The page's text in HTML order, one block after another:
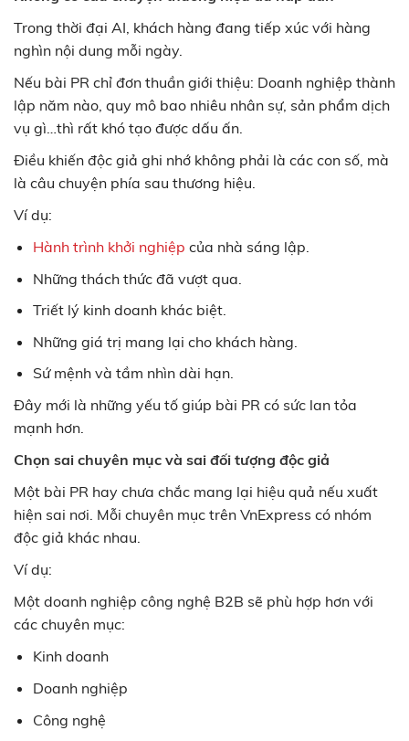
Trong thời đại AI, khách hàng đang tiếp xúc với hàng
nghìn nội dung mỗi ngày.
Nếu bài PR chỉ đơn thuần giới thiệu: Doanh nghiệp thành
lập năm nào, quy mô bao nhiêu nhân sự, sản phẩm dịch
vụ gì…thì rất khó tạo được dấu ấn.
Điều khiến độc giả ghi nhớ không phải là các con số, mà
là câu chuyện phía sau thương hiệu.
Ví dụ:
Hành trình khởi nghiệp của nhà sáng lập.
Những thách thức đã vượt qua.
Triết lý kinh doanh khác biệt.
Những giá trị mang lại cho khách hàng.
Sứ mệnh và tầm nhìn dài hạn.
Đây mới là những yếu tố giúp bài PR có sức lan tỏa
mạnh hơn.
Chọn sai chuyên mục và sai đối tượng độc giả
Một bài PR hay chưa chắc mang lại hiệu quả nếu xuất
hiện sai nơi. Mỗi chuyên mục trên VnExpress có nhóm
độc giả khác nhau.
Ví dụ:
Một doanh nghiệp công nghệ B2B sẽ phù hợp hơn với
các chuyên mục:
Kinh doanh
Doanh nghiệp
Công nghệ